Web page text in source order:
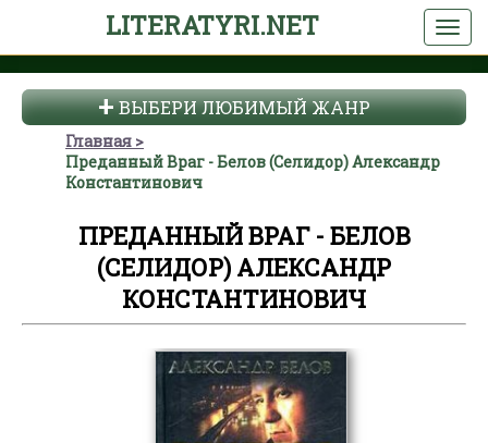
LITERATYRI.NET
ВЫБЕРИ ЛЮБИМЫЙ ЖАНР
Главная
Преданный Враг - Белов (Селидор) Александр
Константинович
ПРЕДАННЫЙ ВРАГ - БЕЛОВ
(СЕЛИДОР) АЛЕКСАНДР
КОНСТАНТИНОВИЧ